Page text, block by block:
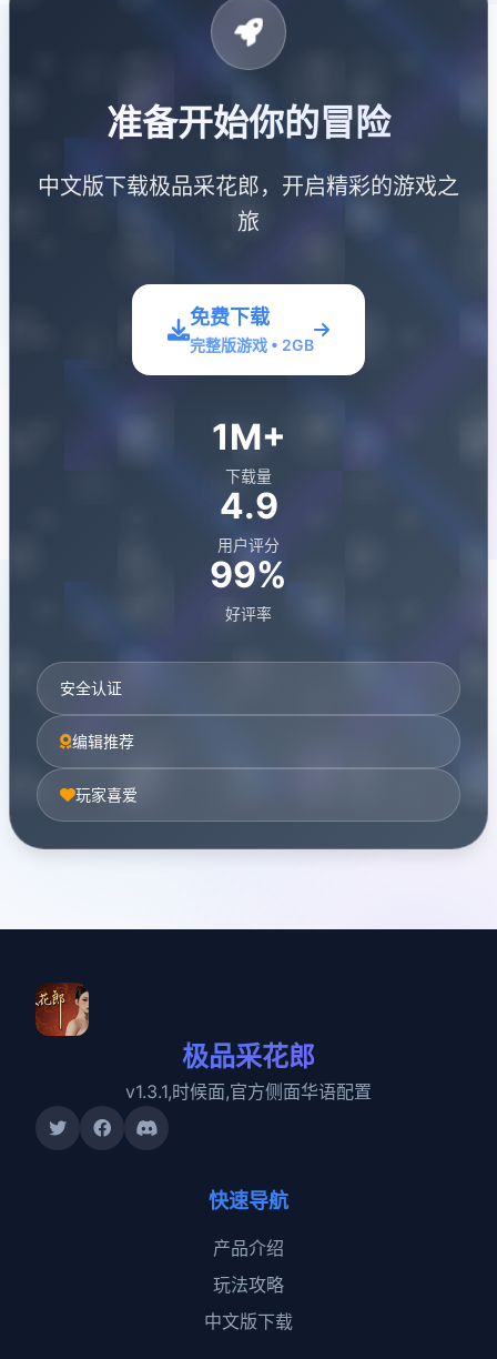
准备开始你的冒险
中文版下载极品采花郎，开启精彩的游戏之
旅
免费下载
完整版游戏 • 2GB
1M+
下载量
4.9
用户评分
99%
好评率
安全认证
编辑推荐
玩家喜爱
极品采花郎
v1.3.1,时候面,官方侧面华语配置
快速导航
产品介绍
玩法攻略
中文版下载